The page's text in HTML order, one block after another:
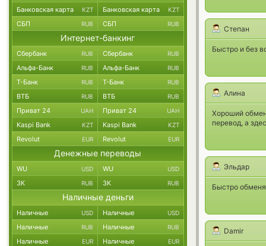
Степан
Быстро и без
Алина
Хороший
перевод, а
Эльдар
Быстро
Damir
Банковская карта KZT Банковская карта KZT
СБП RUB СБП RUB
Интернет-банкинг
Сбербанк RUB Сбербанк RUB
Альфа-Банк RUB Альфа-Банк RUB
Т-Банк RUB Т-Банк RUB
ВТБ RUB ВТБ RUB
Приват 24 UAH Приват 24 UAH
Kaspi Bank KZT Kaspi Bank KZT
Revolut EUR Revolut EUR
Денежные переводы
WU USD WU USD
ЗК RUB ЗК RUB
Наличные деньги
Наличные USD Наличные USD
Наличные RUB Наличные RUB
Наличные EUR Наличные EUR